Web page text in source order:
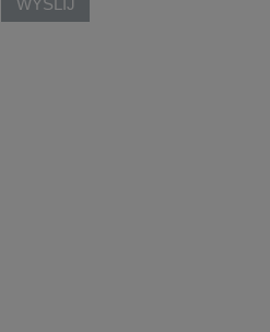
WYŚLIJ